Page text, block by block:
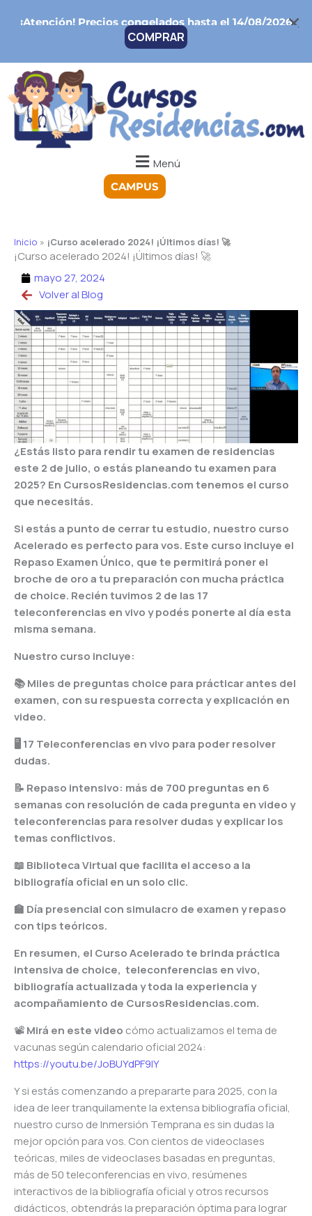
¡Atención!Precios congelados hasta el 14/08/2026
COMPRAR
Menú
CAMPUS
Inicio » ¡Curso acelerado 2024! ¡Últimos días! 🚀
¡Curso acelerado 2024! ¡Últimos días! 🚀
mayo 27, 2024
Volver al Blog
¿Estás listo para rendir tu examen de residencias
este 2 de julio, o estás planeando tu examen para
2025? En CursosResidencias.com tenemos el curso
que necesitás.
Si estás a punto de cerrar tu estudio, nuestro curso
Acelerado es perfecto para vos. Este curso incluye el
Repaso Examen Único, que te permitirá poner el
broche de oro a tu preparación con mucha práctica
de choice. Recién tuvimos 2 de las 17
teleconferencias en vivo y podés ponerte al día esta
misma semana.
Nuestro curso incluye:
📚 Miles de preguntas choice para prácticar antes del
examen, con su respuesta correcta y explicación en
video.
🖥️ 17 Teleconferencias en vivo para poder resolver
dudas.
📝 Repaso intensivo: más de 700 preguntas en 6
semanas con resolución de cada pregunta en video y
teleconferencias para resolver dudas y explicar los
temas conflictivos.
📖 Biblioteca Virtual que facilita el acceso a la
bibliografía oficial en un solo clic.
🏫 Día presencial con simulacro de examen y repaso
con tips teóricos.
En resumen, el Curso Acelerado te brinda práctica
intensiva de choice, teleconferencias en vivo,
bibliografía actualizada y toda la experiencia y
acompañamiento de CursosResidencias.com.
📽️Mirá en este video cómo actualizamos el tema de
vacunas según calendario oficial 2024:
https://youtu.be/JoBUYdPF9lY
Y si estás comenzando a prepararte para 2025, con la
idea de leer tranquilamente la extensa bibliografía oficial,
nuestro curso de Inmersión Temprana es sin dudas la
mejor opción para vos. Con cientos de videoclases
teóricas, miles de videoclases basadas en preguntas,
más de 50 teleconferencias en vivo, resúmenes
interactivos de la bibliografía oficial y otros recursos
didácticos, obtendrás la preparación óptima para lograr